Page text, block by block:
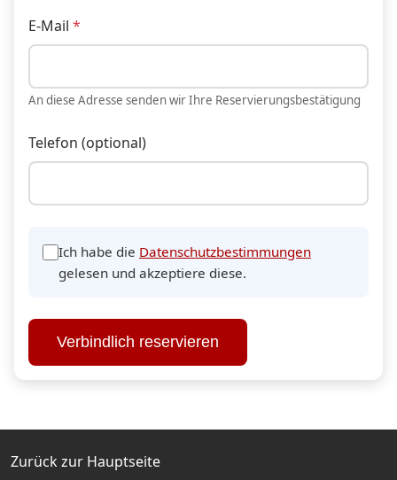
E-Mail
An diese Adresse senden wir Ihre Reservierungsbestätigung
Telefon (optional)
Ich habe die Datenschutzbestimmungen
gelesen und akzeptiere diese.
Verbindlich reservieren
Zurück zur Hauptseite